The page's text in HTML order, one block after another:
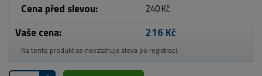
Cena před slevou: 240 Kč
Vaše cena: 216 Kč
Na tento produkt se nevztahuje sleva po registraci.